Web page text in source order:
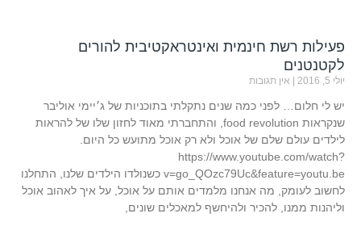
פעילות רשת חינמית ואינטראקטיבית להורים
לקטנטנים
יולי 5, 2016 אין תגובות
יש לי חלום… לפני כמה שנים נתקלתי בתוכניות של ג׳יימי אוליבר
שנקראות food revolution, והתחברתי מאוד לחזון שלו של להראות
לילדים עולם שלם של אוכל ולא רק אוכל מתועש כל היום.
https://www.youtube.com/watch?
v=go_QOzc79Uc&feature=youtu.be כשנולדו הילדים שלנו, התחלנו
לחשוב לעומק, מה אנחנו מלמדים אותם על אוכל, על איך לאהוב אוכל
וליהנות ממנו, להכיר ולהיחשף למאכלים שונים,